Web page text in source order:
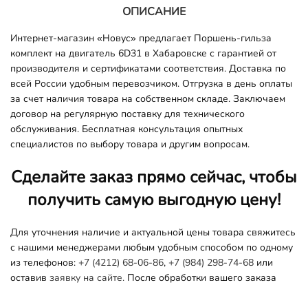
ОПИСАНИЕ
Интернет-магазин «Новус» предлагает Поршень-гильза
комплект на двигатель 6D31 в Хабаровске с гарантией от
производителя и сертификатами соответствия. Доставка по
всей России удобным перевозчиком. Отгрузка в день оплаты
за счет наличия товара на собственном складе. Заключаем
договор на регулярную поставку для технического
обслуживания. Бесплатная консультация опытных
специалистов по выбору товара и другим вопросам.
Сделайте заказ прямо сейчас, чтобы
получить самую выгодную цену!
Для уточнения наличие и актуальной цены товара свяжитесь
с нашими менеджерами любым удобным способом по одному
из телефонов: +7 (4212) 68-06-86, +7 (984) 298-74-68 или
оставив заявку на сайте. После обработки вашего заказа